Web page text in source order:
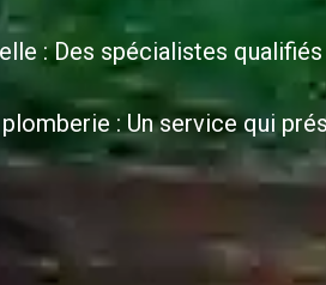
: Des spécialistes qualifiés
: Un service qui